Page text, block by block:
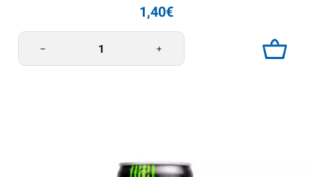
1,40€
Limonada appelsiini-persikka 0,33l Morshynska määrä